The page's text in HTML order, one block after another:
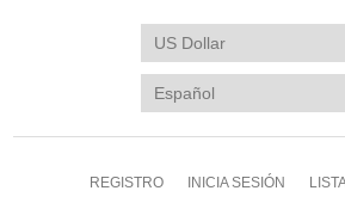
REGISTRO INICIA SESIÓN